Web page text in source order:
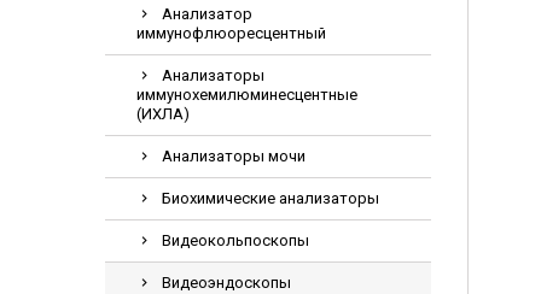
Инкубаторы
ИФА-
Анализатор
иммунофлюоресцентный
Анализаторы
иммунохемилюминесцентные
(ИХЛА)
Анализаторы мочи
Биохимические анализаторы
Видеокольпоскопы
Видеоэндоскопы